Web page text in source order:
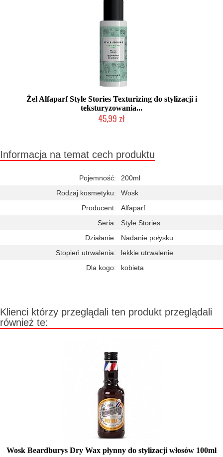
Żel Alfaparf Style Stories Texturizing do stylizacji i
teksturyzowania...
45,99 zł
Informacja na temat cech produktu
Pojemność:
200ml
Rodzaj kosmetyku:
Wosk
Producent:
Alfaparf
Seria:
Style Stories
Działanie:
Nadanie połysku
Stopień utrwalenia:
lekkie utrwalenie
Dla kogo:
kobieta
Klienci którzy przeglądali ten produkt przeglądali
również te:
Wosk Beardburys Dry Wax płynny do stylizacji włosów 100ml